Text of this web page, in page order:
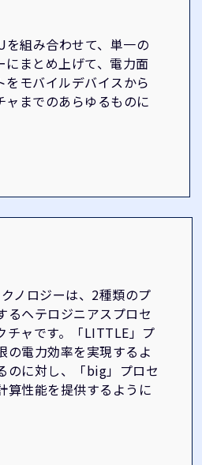
組み合わせて、単一の
にまとめ上げて、電力面
をモバイルデバイスから
ャまでのあらゆるものに
ノロジーは、2種類のプ
るヘテロジニアスプロセ
チャです。「LITTLE」プ
の電力効率を実現するよ
のに対し、「big」プロセ
算性能を提供するように